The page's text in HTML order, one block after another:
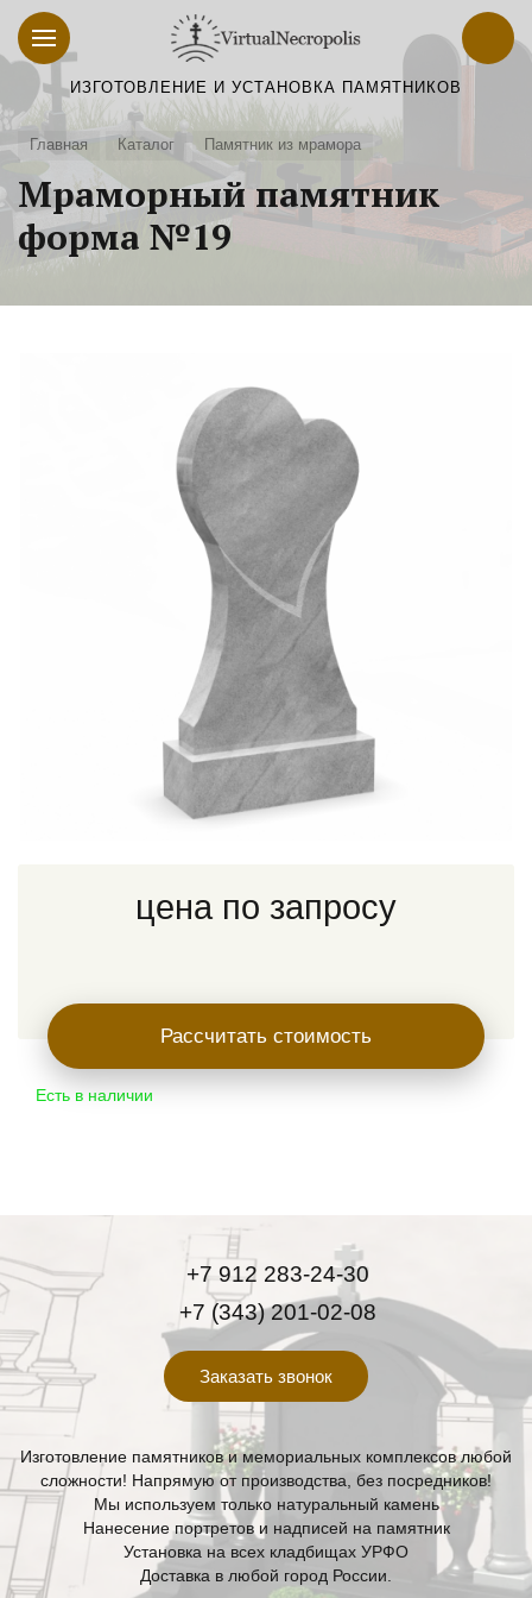
ИЗГОТОВЛЕНИЕ И УСТАНОВКА ПАМЯТНИКОВ
Главная Каталог Памятник из мрамора
Мраморный памятник
форма №19
Есть в наличии
цена по запросу
Рассчитать стоимость
+7 912 283-24-30
+7 (343) 201-02-08
Заказать звонок
Изготовление памятников и мемориальных комплексов любой
сложности! Напрямую от производства, без посредников!
Мы используем только натуральный камень
Нанесение портретов и надписей на памятник
Установка на всех кладбищах УРФО
Доставка в любой город России.